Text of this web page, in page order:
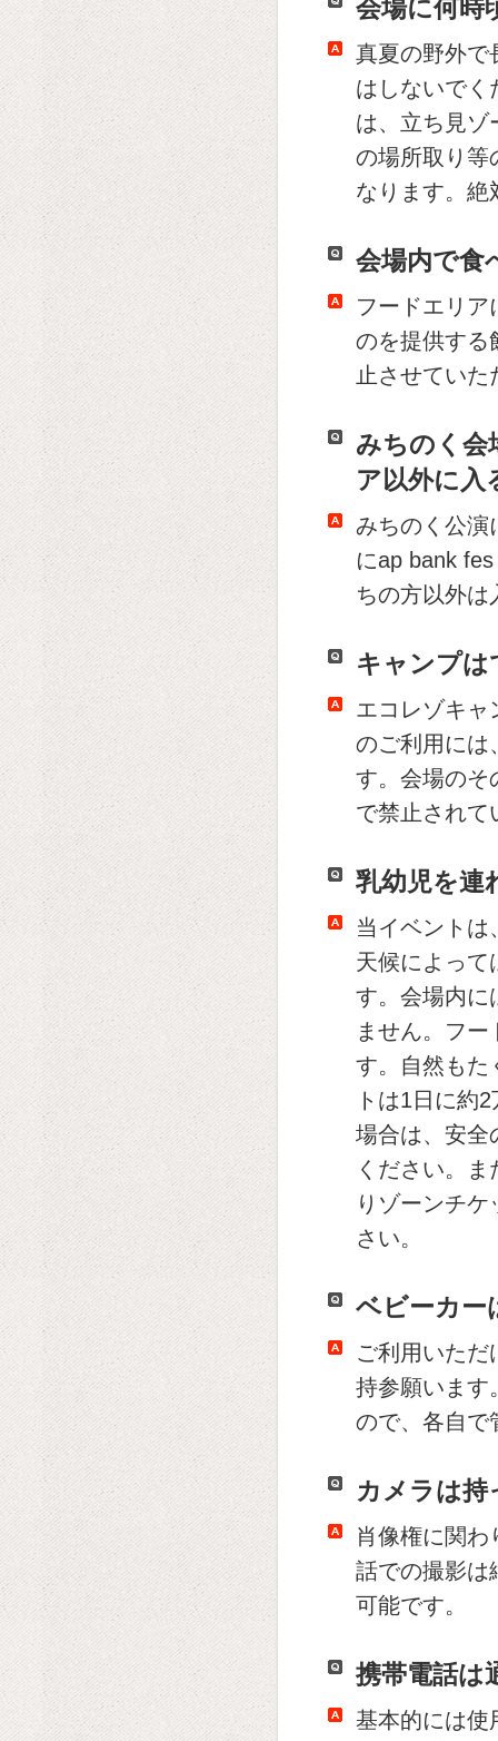
会場に何時
真夏の野外で
はしないでく
は、立ち見ゾ
の場所取り等
なります。絶
会場内で食
フードエリア
のを提供する
止させていた
みちのく会
ア以外に
みちのく公演
にap bank
ちの方以外は
キャンプは
エコレゾキャ
のご利用には
す。会場のそ
で禁止されて
乳幼児を連
当イベントは
天候によって
す。会場内に
ません。フ
す。自然もた
トは1日に約
場合は、安全
ください。
りゾーンチ
さい。
ベビーカー
ご利用いただ
持参願います
ので、各自で
カメラは
肖像権に関わ
話での撮影は
可能です。
携帯電話は
基本的には使